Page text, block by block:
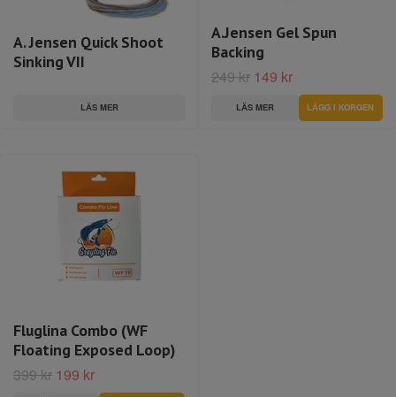
A. Jensen Quick Shoot
Sinking VII
LÄS MER
A.Jensen Gel Spun
Backing
249 kr 149 kr
LÄS MER
Fluglina Combo (WF
Floating Exposed Loop)
399 kr 199 kr